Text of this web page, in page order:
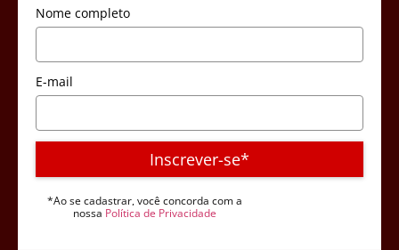
Nome completo
E-mail
Inscrever-se*
*Ao se cadastrar, você concorda com a
nossa Política de Privacidade